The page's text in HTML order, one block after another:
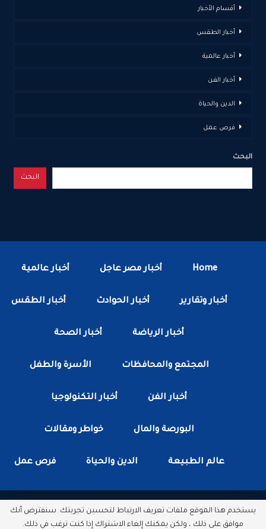
أقسام الأخبار
أخبار الطقس
أخبار عالمية
أخبار الفن
الدين والحياة
فرص عمل
البحث
البحث
Home أخبار مصر عاجل أخبار عالمية
أخبار وتقارير أخبار الحوادث أخبار الطقس
أخبار الرياضة أخبار الصحة
المجتمع والمحافظات الأسرة والطفل
أخبار الفن أخبار التكنولوجيا
البورصة والمال خواطر ومقالات
عالم الطبيعة الدين والحياة فرص عمل
جميع الحقوق محفوظة لدى شبكة أخبار مصر الأن.
يستخدم هذا الموقع ملفات تعريف الارتباط لتحسين تجربتك. سنفترض أنك
موافق على ذلك ، ولكن يمكنك إلغاء الاشتراك إذا كنت ترغب في ذلك.